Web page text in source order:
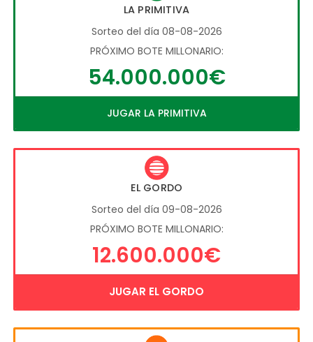
LA PRIMITIVA
Sorteo del día 08-08-2026
PRÓXIMO BOTE MILLONARIO:
54.000.000€
JUGAR LA PRIMITIVA
EL GORDO
Sorteo del día 09-08-2026
PRÓXIMO BOTE MILLONARIO:
12.600.000€
JUGAR EL GORDO